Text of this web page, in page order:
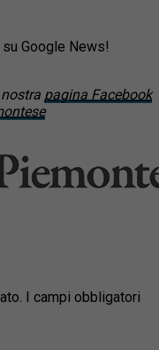
Google News!
pagina Facebook
I campi obbligatori